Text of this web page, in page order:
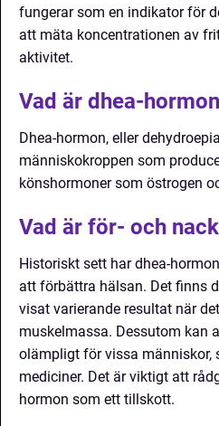
fungerar som en indikator för
att mäta koncentrationen av
aktivitet.
Vad är dhea-
Dhea-hormon, eller
människokroppen som
könshormoner som östrogen
Vad är för- och
Historiskt sett har dhea-
att förbättra hälsan. Det finns
visat varierande resultat när
muskelmassa. Dessutom kan
olämpligt för vissa människor,
mediciner. Det är viktigt att
hormon som ett tillskott.